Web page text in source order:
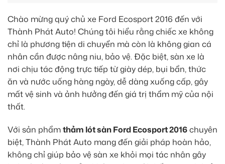
Chào mừng quý chủ xe Ford Ecosport 2016 đến với
Thành Phát Auto! Chúng tôi hiểu rằng chiếc xe không
chỉ là phương tiện di chuyển mà còn là không gian cá
nhân cần được nâng niu, bảo vệ. Đặc biệt, sàn xe là
nơi chịu tác động trực tiếp từ giày dép, bụi bẩn, thức
ăn và nước uống hàng ngày, dễ dàng xuống cấp, gây
mất vệ sinh và ảnh hưởng đến giá trị thẩm mỹ của nội
thất.
Với sản phẩmthảm lót sàn Ford Ecosport 2016chuyên
biệt, Thành Phát Auto mang đến giải pháp hoàn hảo,
không chỉ giúp bảo vệ sàn xe khỏi mọi tác nhân gây